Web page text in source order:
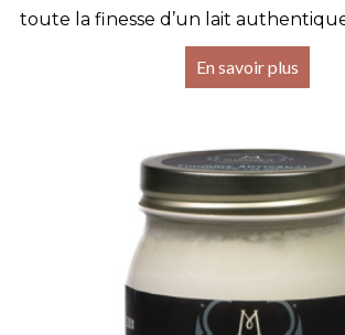
toute la finesse d’un lait
En savoir plus